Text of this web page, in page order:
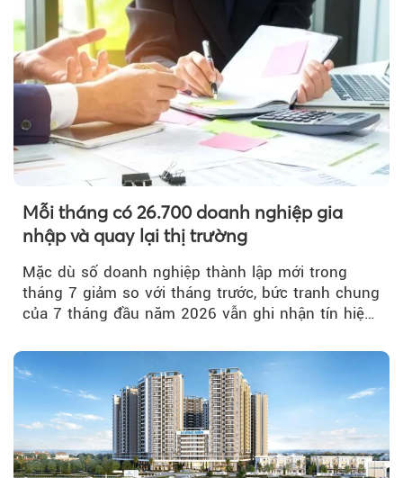
Mỗi tháng có 26.700 doanh nghiệp gia
nhập và quay lại thị trường
Mặc dù số doanh nghiệp thành lập mới trong
tháng 7 giảm so với tháng trước, bức tranh chung
của 7 tháng đầu năm 2026 vẫn ghi nhận tín hiệu